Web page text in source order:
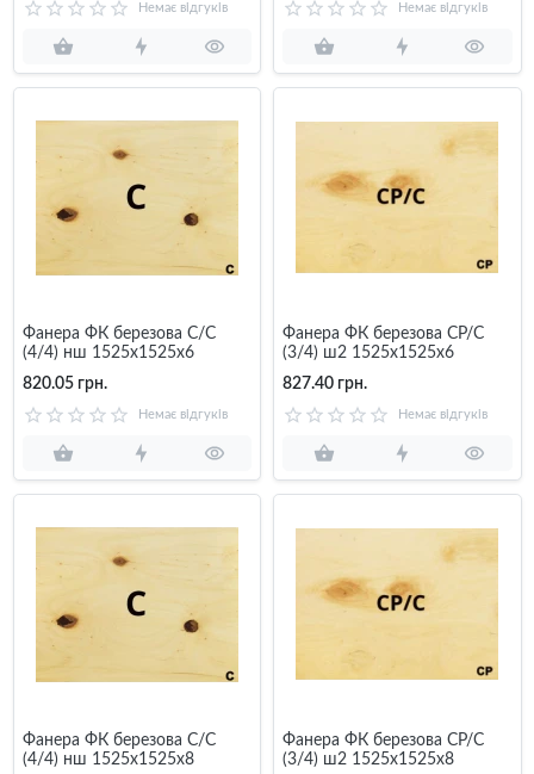
Немає відгуків Немає відгуків
Фанера ФК березова C/C
(4/4) нш 1525x1525x6
820.05 грн.
Немає відгуків
Фанера ФК березова CP/C
(3/4) ш2 1525x1525x6
827.40 грн.
Немає відгуків
Фанера ФК березова C/C
(4/4) нш 1525x1525x8
Фанера ФК березова CP/C
(3/4) ш2 1525x1525x8